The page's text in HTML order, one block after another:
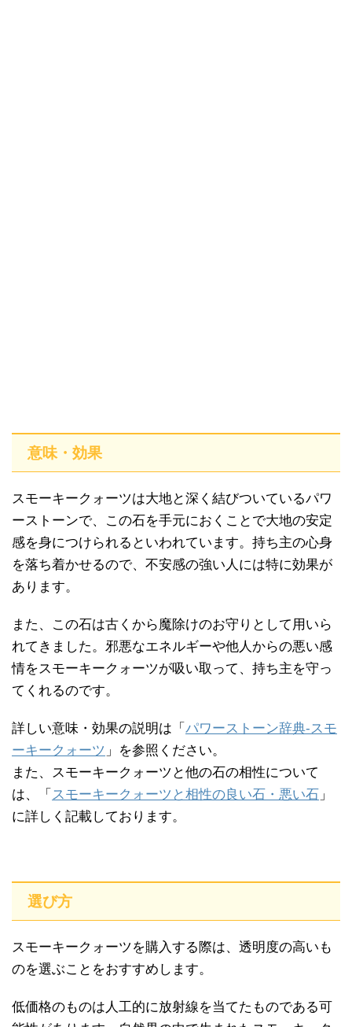
意味・効果
スモーキークォーツは大地と深く結びついているパワ
ーストーンで、この石を手元におくことで大地の安定
感を身につけられるといわれています。持ち主の心身
を落ち着かせるので、不安感の強い人には特に効果が
あります。
また、この石は古くから魔除けのお守りとして用いら
れてきました。邪悪なエネルギーや他人からの悪い感
情をスモーキークォーツが吸い取って、持ち主を守っ
てくれるのです。
詳しい意味・効果の説明は「 パワーストーン辞典-スモ
ーキークォーツ 」を参照ください。
また、スモーキークォーツと他の石の相性について
は、「 スモーキークォーツと相性の良い石・悪い石 」
に詳しく記載しております。
選び方
スモーキークォーツを購入する際は、透明度の高いも
のを選ぶことをおすすめします。
低価格のものは人工的に放射線を当てたものである可